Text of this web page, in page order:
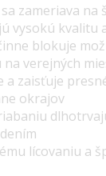
zameriava
vysokú kvalitu
blokuje
verejných
zaisťuje
okrajov
lícovaniu a